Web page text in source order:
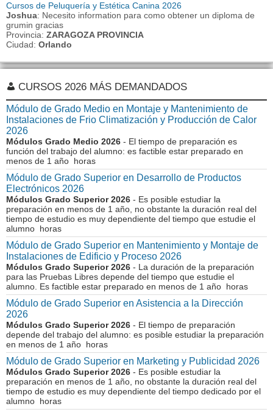
Cursos de Peluquería y Estética Canina 2026
Joshua: Necesito information para como obtener un diploma de
grumin gracias
Provincia: ZARAGOZA PROVINCIA
Ciudad: Orlando
CURSOS 2026 MÁS DEMANDADOS
Módulo de Grado Medio en Montaje y Mantenimiento de
Instalaciones de Frio Climatización y Producción de Calor
2026
Módulos Grado Medio 2026 - El tiempo de preparación es
función del trabajo del alumno: es factible estar preparado en
menos de 1 año horas
Módulo de Grado Superior en Desarrollo de Productos
Electrónicos 2026
Módulos Grado Superior 2026 - Es posible estudiar la
preparación en menos de 1 año, no obstante la duración real del
tiempo de estudio es muy dependiente del tiempo que estudie el
alumno horas
Módulo de Grado Superior en Mantenimiento y Montaje de
Instalaciones de Edificio y Proceso 2026
Módulos Grado Superior 2026 - La duración de la preparación
para las Pruebas Libres depende del tiempo que estudie el
alumno. Es factible estar preparado en menos de 1 año horas
Módulo de Grado Superior en Asistencia a la Dirección
2026
Módulos Grado Superior 2026 - El tiempo de preparación
depende del trabajo del alumno: es posible estudiar la preparación
en menos de 1 año horas
Módulo de Grado Superior en Marketing y Publicidad 2026
Módulos Grado Superior 2026 - Es posible estudiar la
preparación en menos de 1 año, no obstante la duración real del
tiempo de estudio es muy dependiente del tiempo dedicado por el
alumno horas